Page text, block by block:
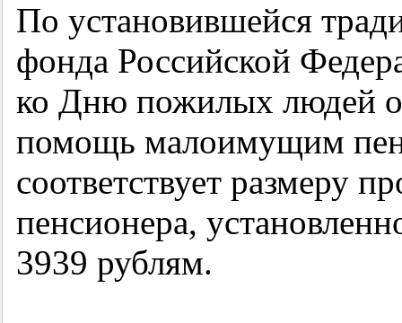
По установившейся
фонда Российской
ко Дню пожилых людей
помощь малоимущим
соответствует размеру
пенсионера,
3939 рублям.